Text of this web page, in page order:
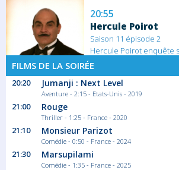
20:55
Hercule Poirot
Saison 11 épisode 2
Hercule Poirot enquête
Hercule Poirot
Saison 3 épisode 8
A l'Opéra, Hercule Poirot
lady...
Série/Feuilleton Policier
FILMS DE LA SOIRÉE
20:20 Jumanji : Next Level
Aventure - 2:15 - Etats-Unis - 2019
21:00 Rouge
Thriller - 1:25 - France - 2020
21:10 Monsieur Parizot
Comédie - 0:50 - France - 2024
21:30 Marsupilami
Comédie - 1:35 - France - 2025